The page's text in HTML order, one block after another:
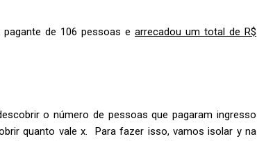
de 106 pessoas e arrecadou um total de R$
o número de pessoas que pagaram ingresso
quanto vale x. Para fazer isso, vamos isolar y na